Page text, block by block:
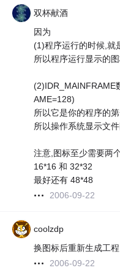
双杯献酒
因为
(1)程序运行的时候,就
所以程序运行显示的
(2)IDR_MAINFRAME
AME=128)
所以它是你的程序的
所以操作系统显示文
注意,图标至少需要两
16*16 和 32*32
最好还有 48*48
2006-09-22
coolzdp
换图标后重新生成工程
2006-09-22